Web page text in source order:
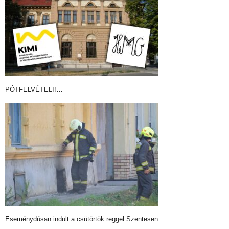
PÓTFELVÉTELI!…
Eseménydúsan indult a csütörtök reggel Szentesen…